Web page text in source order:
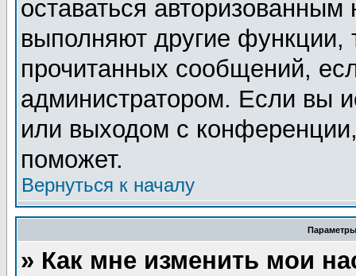
оставаться
выполняют другие функции,
прочитанных сообщений,
администратором. Если вы
или выходом с
поможет.
Вернуться к началу
» Как мне изменить мои